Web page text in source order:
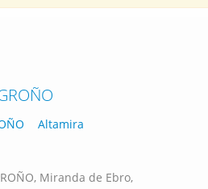
Altamira
Miranda de Ebro,